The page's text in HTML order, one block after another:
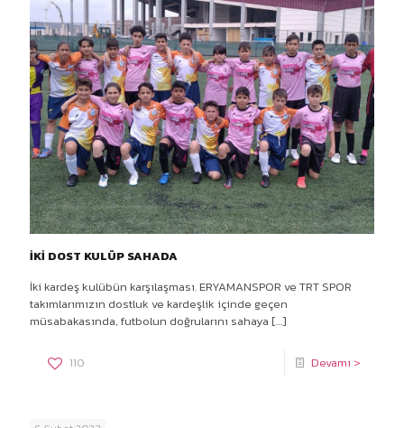
İKİ DOST KULÜP SAHADA
İki kardeş kulübün karşılaşması. ERYAMANSPOR ve TRT SPOR
takımlarımızın dostluk ve kardeşlik içinde geçen
müsabakasında, futbolun doğrularını sahaya […]
110 Devamı >